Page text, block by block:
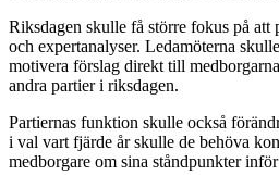
Riksdagen skulle få större fokus på att
och expertanalyser. Ledamöterna
motivera förslag direkt till
andra partier i riksdagen.
Partiernas funktion skulle också
i val vart fjärde år skulle de behöva
medborgare om sina ståndpunkter